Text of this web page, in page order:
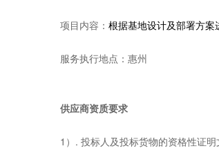
项目内容： 根据基地设计及部署方案
服务执行地点：惠州
供应商资质要求
1）. 投标人及投标货物的资格性证明